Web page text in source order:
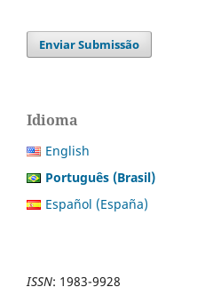
Enviar Submissão
Idioma
English
Português (Brasil)
Español (España)
ISSN: 1983-9928